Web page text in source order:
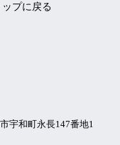
ップに戻る
宇和町永長147番地1